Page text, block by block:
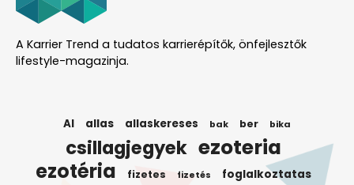
A Karrier Trend a tudatos karrierépítők, önfejlesztők
lifestyle-magazinja.
AI allas allaskereses bak ber bika
csillagjegyek ezoteria
ezotéria fizetes fizetés foglalkoztatas